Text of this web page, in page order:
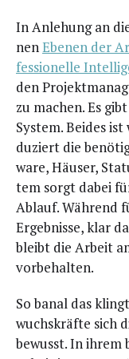
In Anle­hung an
nenEbe­nen der
fes­sio­nel­le
den
zu machen. Es
Sys­tem. Bei­des
du­ziert die
ware, Häu­ser,
tem sorgt dabei
Ablauf. Wäh­rend
Ergeb­nis­se, klar
bleibt die Arbeit
vorbehalten.
So banal das
wuchs­kräf­te sich
bewusst. In ihrem